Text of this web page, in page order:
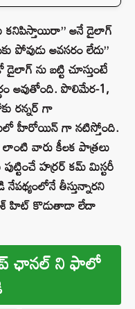
కనిపిస్తాయిరా” అనే డైలాగ్
అవసరం లేదు”
ను బట్టి చూస్తుంటే
అవుతోంది. పొలిమేర-1,
రన్నర్ గా
హీరోయిన్ గా నటిస్తోంది.
వారు కీలక పాత్రలు
పుట్టించే హర్రర్ కమ్ మిస్టరీ
తీస్తున్నారని
హిట్ కొడుతాడా లేదా
ఛానల్ ని ఫాలో